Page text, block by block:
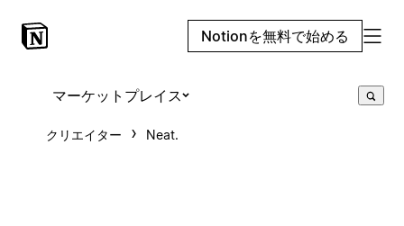
Notionを無料で始める
マーケットプレイス
クリエイター Neat.